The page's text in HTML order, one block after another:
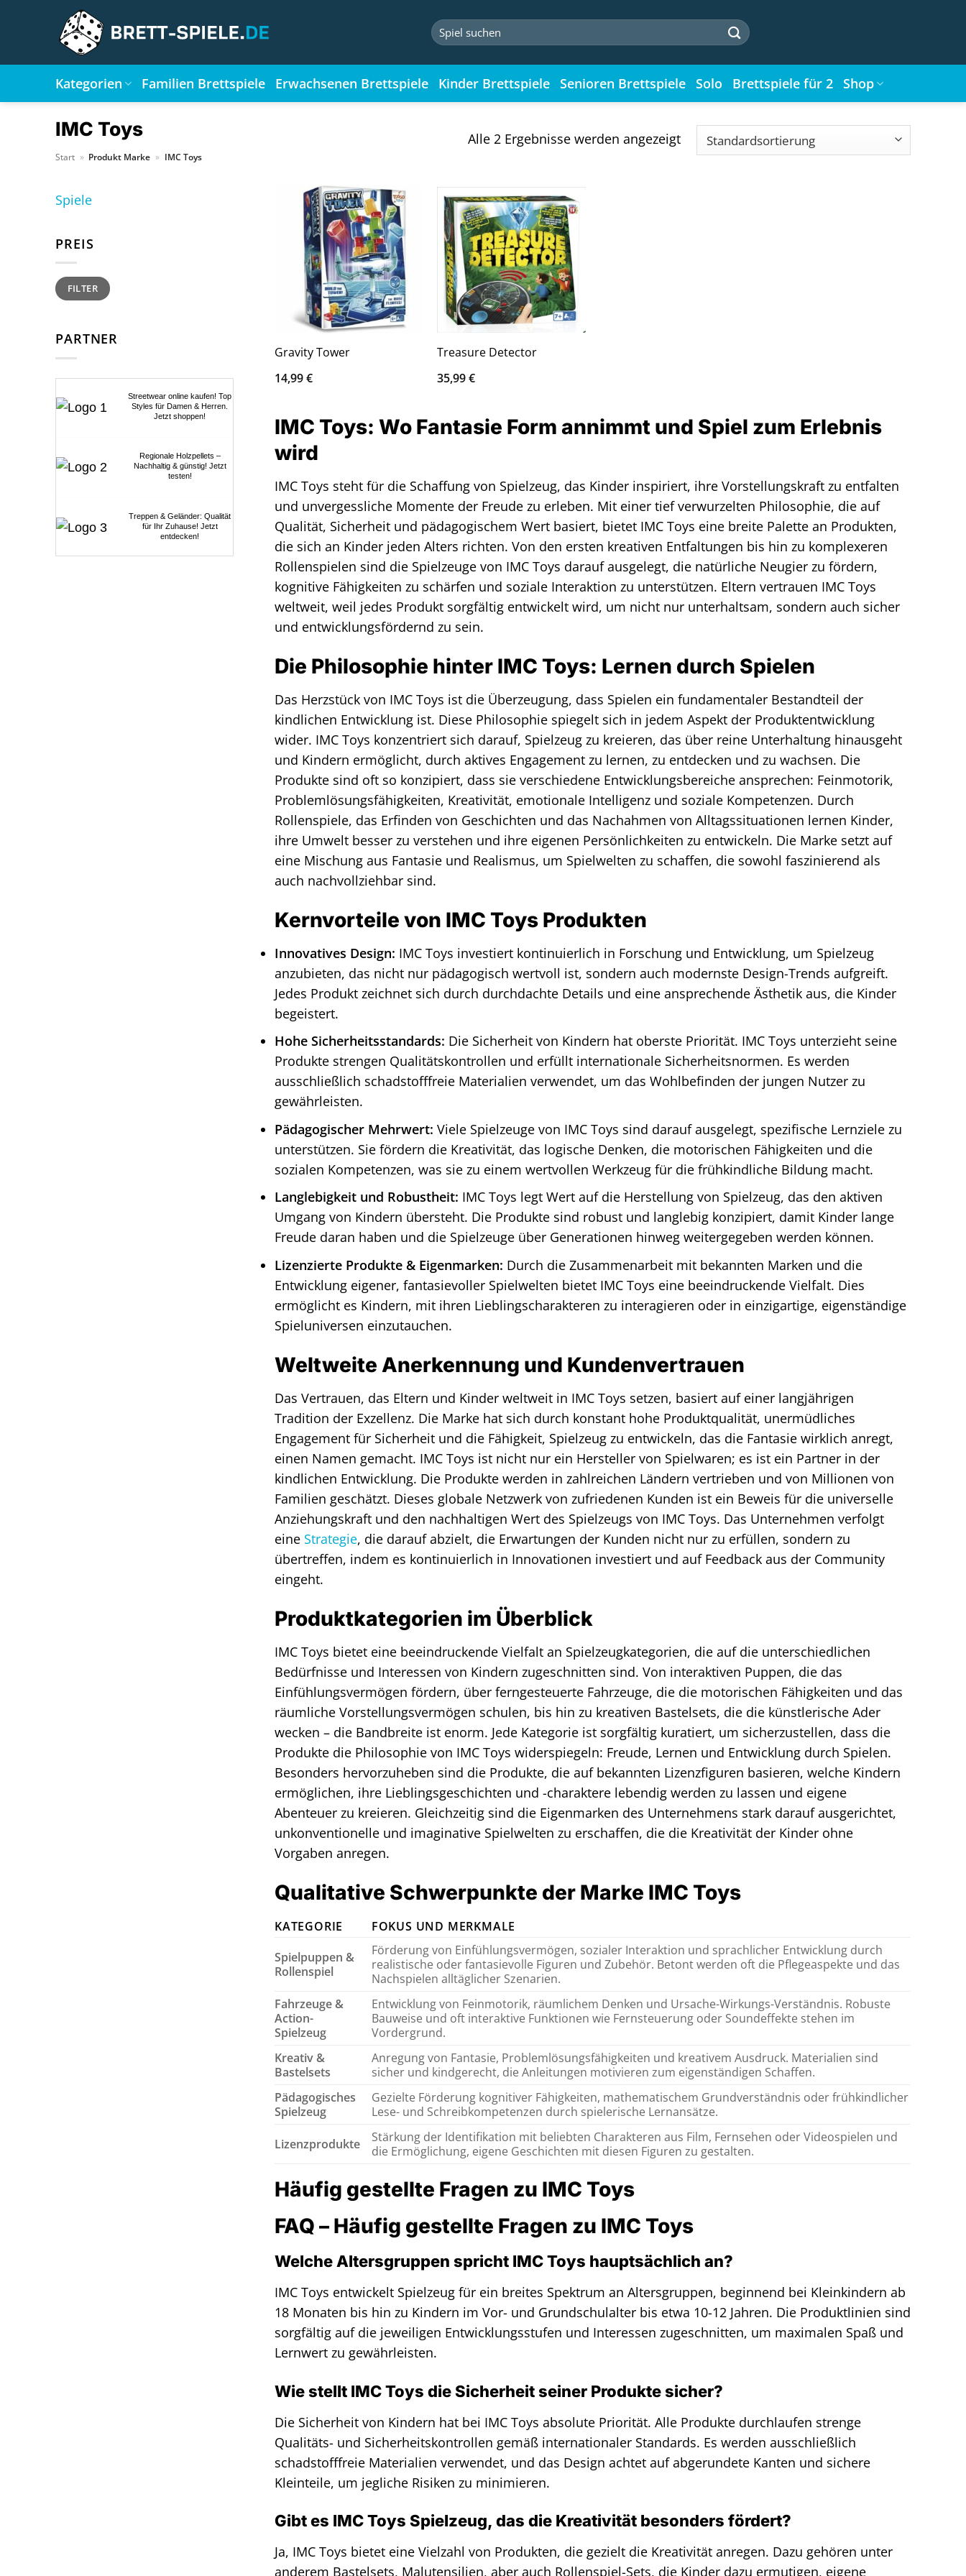
Suchen
nach:
Kategorien Familien Brettspiele Erwachsenen Brettspiele Kinder Brettspiele Senioren Brettspiele Solo Brettspiele für 2 Shop
IMC Toys
Start » Produkt Marke » IMC Toys
Alle 2 Ergebnisse werden angezeigt
Spiele
PREIS
Min.
Preis
Max.
PreisFILTER
PARTNER
Streetwear online kaufen! Top
Styles für Damen & Herren.
Jetzt shoppen!
Regionale Holzpellets –
Nachhaltig & günstig! Jetzt
testen!
Treppen & Geländer: Qualität
für Ihr Zuhause! Jetzt
entdecken!
Gravity Tower
14,99€
Treasure Detector
35,99€
IMC Toys: Wo Fantasie Form annimmt und Spiel zum Erlebnis
wird
IMC Toys steht für die Schaffung von Spielzeug, das Kinder inspiriert, ihre Vorstellungskraft zu entfalten
und unvergessliche Momente der Freude zu erleben. Mit einer tief verwurzelten Philosophie, die auf
Qualität, Sicherheit und pädagogischem Wert basiert, bietet IMC Toys eine breite Palette an Produkten,
die sich an Kinder jeden Alters richten. Von den ersten kreativen Entfaltungen bis hin zu komplexeren
Rollenspielen sind die Spielzeuge von IMC Toys darauf ausgelegt, die natürliche Neugier zu fördern,
kognitive Fähigkeiten zu schärfen und soziale Interaktion zu unterstützen. Eltern vertrauen IMC Toys
weltweit, weil jedes Produkt sorgfältig entwickelt wird, um nicht nur unterhaltsam, sondern auch sicher
und entwicklungsfördernd zu sein.
Die Philosophie hinter IMC Toys: Lernen durch Spielen
Das Herzstück von IMC Toys ist die Überzeugung, dass Spielen ein fundamentaler Bestandteil der
kindlichen Entwicklung ist. Diese Philosophie spiegelt sich in jedem Aspekt der Produktentwicklung
wider. IMC Toys konzentriert sich darauf, Spielzeug zu kreieren, das über reine Unterhaltung hinausgeht
und Kindern ermöglicht, durch aktives Engagement zu lernen, zu entdecken und zu wachsen. Die
Produkte sind oft so konzipiert, dass sie verschiedene Entwicklungsbereiche ansprechen: Feinmotorik,
Problemlösungsfähigkeiten, Kreativität, emotionale Intelligenz und soziale Kompetenzen. Durch
Rollenspiele, das Erfinden von Geschichten und das Nachahmen von Alltagssituationen lernen Kinder,
ihre Umwelt besser zu verstehen und ihre eigenen Persönlichkeiten zu entwickeln. Die Marke setzt auf
eine Mischung aus Fantasie und Realismus, um Spielwelten zu schaffen, die sowohl faszinierend als
auch nachvollziehbar sind.
Kernvorteile von IMC Toys Produkten
Innovatives Design: IMC Toys investiert kontinuierlich in Forschung und Entwicklung, um Spielzeug
anzubieten, das nicht nur pädagogisch wertvoll ist, sondern auch modernste Design-Trends aufgreift.
Jedes Produkt zeichnet sich durch durchdachte Details und eine ansprechende Ästhetik aus, die Kinder
begeistert.
Hohe Sicherheitsstandards: Die Sicherheit von Kindern hat oberste Priorität. IMC Toys unterzieht seine
Produkte strengen Qualitätskontrollen und erfüllt internationale Sicherheitsnormen. Es werden
ausschließlich schadstofffreie Materialien verwendet, um das Wohlbefinden der jungen Nutzer zu
gewährleisten.
Pädagogischer Mehrwert: Viele Spielzeuge von IMC Toys sind darauf ausgelegt, spezifische Lernziele zu
unterstützen. Sie fördern die Kreativität, das logische Denken, die motorischen Fähigkeiten und die
sozialen Kompetenzen, was sie zu einem wertvollen Werkzeug für die frühkindliche Bildung macht.
Langlebigkeit und Robustheit: IMC Toys legt Wert auf die Herstellung von Spielzeug, das den aktiven
Umgang von Kindern übersteht. Die Produkte sind robust und langlebig konzipiert, damit Kinder lange
Freude daran haben und die Spielzeuge über Generationen hinweg weitergegeben werden können.
Lizenzierte Produkte & Eigenmarken: Durch die Zusammenarbeit mit bekannten Marken und die
Entwicklung eigener, fantasievoller Spielwelten bietet IMC Toys eine beeindruckende Vielfalt. Dies
ermöglicht es Kindern, mit ihren Lieblingscharakteren zu interagieren oder in einzigartige, eigenständige
Spieluniversen einzutauchen.
Weltweite Anerkennung und Kundenvertrauen
Das Vertrauen, das Eltern und Kinder weltweit in IMC Toys setzen, basiert auf einer langjährigen
Tradition der Exzellenz. Die Marke hat sich durch konstant hohe Produktqualität, unermüdliches
Engagement für Sicherheit und die Fähigkeit, Spielzeug zu entwickeln, das die Fantasie wirklich anregt,
einen Namen gemacht. IMC Toys ist nicht nur ein Hersteller von Spielwaren; es ist ein Partner in der
kindlichen Entwicklung. Die Produkte werden in zahlreichen Ländern vertrieben und von Millionen von
Familien geschätzt. Dieses globale Netzwerk von zufriedenen Kunden ist ein Beweis für die universelle
Anziehungskraft und den nachhaltigen Wert des Spielzeugs von IMC Toys. Das Unternehmen verfolgt
eine Strategie, die darauf abzielt, die Erwartungen der Kunden nicht nur zu erfüllen, sondern zu
übertreffen, indem es kontinuierlich in Innovationen investiert und auf Feedback aus der Community
eingeht.
Produktkategorien im Überblick
IMC Toys bietet eine beeindruckende Vielfalt an Spielzeugkategorien, die auf die unterschiedlichen
Bedürfnisse und Interessen von Kindern zugeschnitten sind. Von interaktiven Puppen, die das
Einfühlungsvermögen fördern, über ferngesteuerte Fahrzeuge, die die motorischen Fähigkeiten und das
räumliche Vorstellungsvermögen schulen, bis hin zu kreativen Bastelsets, die die künstlerische Ader
wecken – die Bandbreite ist enorm. Jede Kategorie ist sorgfältig kuratiert, um sicherzustellen, dass die
Produkte die Philosophie von IMC Toys widerspiegeln: Freude, Lernen und Entwicklung durch Spielen.
Besonders hervorzuheben sind die Produkte, die auf bekannten Lizenzfiguren basieren, welche Kindern
ermöglichen, ihre Lieblingsgeschichten und -charaktere lebendig werden zu lassen und eigene
Abenteuer zu kreieren. Gleichzeitig sind die Eigenmarken des Unternehmens stark darauf ausgerichtet,
unkonventionelle und imaginative Spielwelten zu erschaffen, die die Kreativität der Kinder ohne
Vorgaben anregen.
Qualitative Schwerpunkte der Marke IMC Toys
KATEGORIE
FOKUS UND MERKMALE
Spielpuppen &
Rollenspiel
Förderung von Einfühlungsvermögen, sozialer Interaktion und sprachlicher Entwicklung durch
realistische oder fantasievolle Figuren und Zubehör. Betont werden oft die Pflegeaspekte und das
Nachspielen alltäglicher Szenarien.
Fahrzeuge &
Action-
Spielzeug
Entwicklung von Feinmotorik, räumlichem Denken und Ursache-Wirkungs-Verständnis. Robuste
Bauweise und oft interaktive Funktionen wie Fernsteuerung oder Soundeffekte stehen im
Vordergrund.
Kreativ &
Bastelsets
Anregung von Fantasie, Problemlösungsfähigkeiten und kreativem Ausdruck. Materialien sind
sicher und kindgerecht, die Anleitungen motivieren zum eigenständigen Schaffen.
Pädagogisches
Spielzeug
Gezielte Förderung kognitiver Fähigkeiten, mathematischem Grundverständnis oder frühkindlicher
Lese- und Schreibkompetenzen durch spielerische Lernansätze.
Lizenzprodukte
Stärkung der Identifikation mit beliebten Charakteren aus Film, Fernsehen oder Videospielen und
die Ermöglichung, eigene Geschichten mit diesen Figuren zu gestalten.
Häufig gestellte Fragen zu IMC Toys
FAQ – Häufig gestellte Fragen zu IMC Toys
Welche Altersgruppen spricht IMC Toys hauptsächlich an?
IMC Toys entwickelt Spielzeug für ein breites Spektrum an Altersgruppen, beginnend bei Kleinkindern ab
18 Monaten bis hin zu Kindern im Vor- und Grundschulalter bis etwa 10-12 Jahren. Die Produktlinien sind
sorgfältig auf die jeweiligen Entwicklungsstufen und Interessen zugeschnitten, um maximalen Spaß und
Lernwert zu gewährleisten.
Wie stellt IMC Toys die Sicherheit seiner Produkte sicher?
Die Sicherheit von Kindern hat bei IMC Toys absolute Priorität. Alle Produkte durchlaufen strenge
Qualitäts- und Sicherheitskontrollen gemäß internationaler Standards. Es werden ausschließlich
schadstofffreie Materialien verwendet, und das Design achtet auf abgerundete Kanten und sichere
Kleinteile, um jegliche Risiken zu minimieren.
Gibt es IMC Toys Spielzeug, das die Kreativität besonders fördert?
Ja, IMC Toys bietet eine Vielzahl von Produkten, die gezielt die Kreativität anregen. Dazu gehören unter
anderem Bastelsets, Malutensilien, aber auch Rollenspiel-Sets, die Kinder dazu ermutigen, eigene